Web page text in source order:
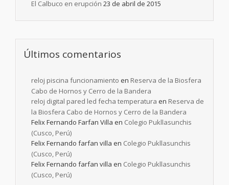
El Calbuco en erupción 23 de abril de 2015
Últimos comentarios
reloj piscina funcionamiento en Reserva de la Biosfera
Cabo de Hornos y Cerro de la Bandera
reloj digital pared led fecha temperatura en Reserva de
la Biosfera Cabo de Hornos y Cerro de la Bandera
Felix Fernando Farfan Villa en Colegio Pukllasunchis
(Cusco, Perú)
Felix Fernando farfan villa en Colegio Pukllasunchis
(Cusco, Perú)
Felix Fernando farfan villa en Colegio Pukllasunchis
(Cusco, Perú)